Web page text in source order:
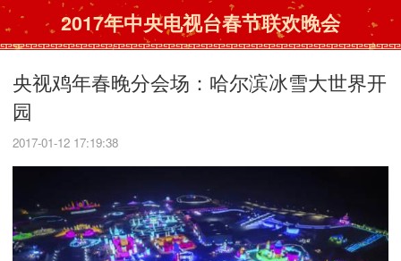
2017年中央电视台春节联欢晚会
央视鸡年春晚分会场：哈尔滨冰雪大世界开
园
2017-01-12 17:19:38